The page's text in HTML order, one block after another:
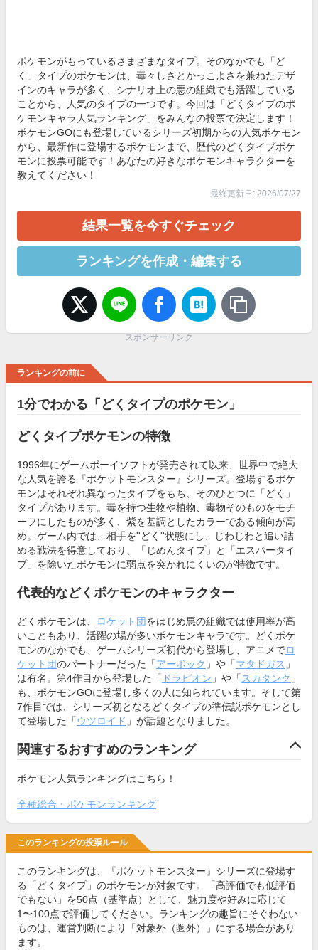
ポケモンがもっているさまざまなタイプ。そのなかでも「ど
く」タイプのポケモンは、毒々しさとかっこよさを兼ねたデザ
インのキャラが多く、シナリオ上の悪の組織でも活躍している
ことから、人気のタイプの一つです。今回は「どくタイプのポ
ケモンキャラ人気ランキング」をみんなの投票で決定します！
ポケモンGOにも登場しているシリーズ初期からの人気ポケモン
から、最新作に登場するポケモンまで、歴代のどくタイプポケ
モンに投票可能です！あなたの好きなポケモンキャラクターを
教えてください！
最終更新日: 2026/07/27
結果一覧を今すぐチェック
ランキングを作成・編集する
スポンサーリンク
ランキングの前に
1分でわかる「どくタイプのポケモン」
どくタイプポケモンの特徴
1996年にゲームボーイソフトが発売されて以来、世界中で絶大
な人気を誇る『ポケットモンスター』シリーズ。登場するポケ
モンはそれぞれ異なったタイプをもち、そのひとつに「どく」
タイプがあります。毒を持つ生物や植物、毒物そのものをモチ
ーフにしたものが多く、紫を基調としたカラーである傾向が高
め。ゲーム内では、相手を''どく''状態にし、じわじわと追い詰
める戦法を得意しており、「じめんタイプ」と「エスパータイ
プ」を除いたポケモンに弱点を突かれにくいのが特徴です。
代表的などくポケモンのキャラクター
どくポケモンは、 ロケット団をはじめ悪の組織では使用率が高
いこともあり、活躍の場が多いポケモンキャラです。どくポケ
モンのなかでも、ゲームシリーズ初代から登場し、アニメでロ
ケット団のパートナーだった「アーボック 」や「マタドガス 」
は有名。第4作目から登場した「 ドラピオン 」や「 スカタンク 」
も、ポケモンGOに登場し多くの人に知られています。そして第
7作目では、シリーズ初となるどくタイプの準伝説ポケモンとし
て登場した「ウツロイド 」が話題となりました。
関連するおすすめのランキング
ポケモン人気ランキングはこちら！
全種総合・ポケモンランキング
このランキングの投票ルール
このランキングは、『ポケットモンスター』シリーズに登場す
る「どくタイプ」のポケモンが対象です。「高評価でも低評価
でもない」を50点（基準点）として、魅力度や好みに応じて
1〜100点で評価してください。ランキングの趣旨にそぐわない
ものは、運営判断により「対象外（圏外）」にする場合があり
ます。